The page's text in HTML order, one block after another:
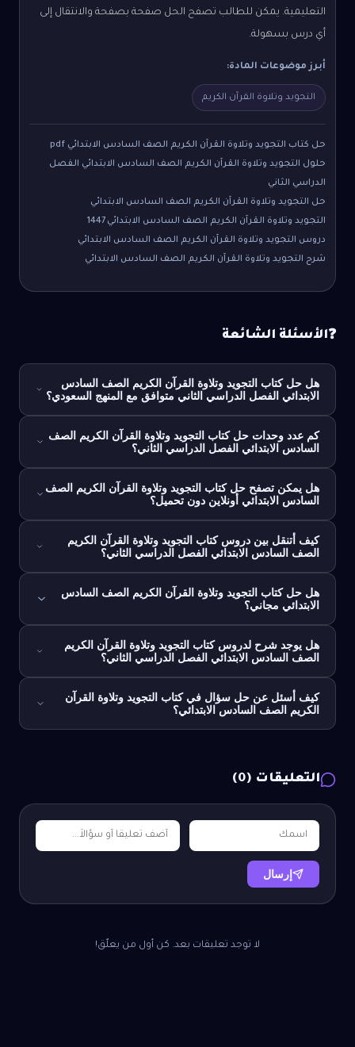
التعليمية. يمكن للطالب تصفح الحل صفحة بصفحة والانتقال إلى
أي درس بسهولة.
أبرز موضوعات المادة:
التجويد وتلاوة القرآن الكريم
حل كتاب التجويد وتلاوة القرآن الكريم الصف السادس الابتدائي pdf
حلول التجويد وتلاوة القرآن الكريم الصف السادس الابتدائي الفصل
الدراسي الثاني
حل التجويد وتلاوة القرآن الكريم الصف السادس الابتدائي
التجويد وتلاوة القرآن الكريم الصف السادس الابتدائي 1447
دروس التجويد وتلاوة القرآن الكريم الصف السادس الابتدائي
شرح التجويد وتلاوة القرآن الكريم الصف السادس الابتدائي
❓ الأسئلة الشائعة
هل حل كتاب التجويد وتلاوة القرآن الكريم الصف السادس
الابتدائي الفصل الدراسي الثاني متوافق مع المنهج السعودي؟
كم عدد وحدات حل كتاب التجويد وتلاوة القرآن الكريم الصف
السادس الابتدائي الفصل الدراسي الثاني؟
هل يمكن تصفح حل كتاب التجويد وتلاوة القرآن الكريم الصف
السادس الابتدائي أونلاين دون تحميل؟
كيف أتنقل بين دروس كتاب التجويد وتلاوة القرآن الكريم
الصف السادس الابتدائي الفصل الدراسي الثاني؟
هل حل كتاب التجويد وتلاوة القرآن الكريم الصف السادس
الابتدائي مجاني؟
هل يوجد شرح لدروس كتاب التجويد وتلاوة القرآن الكريم
الصف السادس الابتدائي الفصل الدراسي الثاني؟
كيف أسئل عن حل سؤال في كتاب التجويد وتلاوة القرآن
الكريم الصف السادس الابتدائي؟
التعليقات (0
)
إرسال
لا توجد تعليقات بعد. كن أول من يعلّق!